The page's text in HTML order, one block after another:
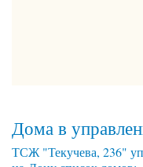
Дома в
ТСЖ "Текучева, 236"